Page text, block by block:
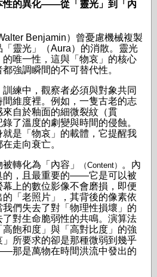
性的異化——從「靈光」到「內
Benjamin）曾憂慮機械複製
靈光」（Aura）的消散。靈光
唯一性，這與「物哀」的核心
強調瞬間的不可替代性。
練中，觀察者必須與對象共同
間維度裡。例如，一隻古老的志
來自於釉面的細微裂紋（貫
了溫度的劇變與時間的侵蝕。
是「物哀」的載體，它提醒我
走向衰亡。
轉化為「內容」
（Content）
。內
的，且最重要的——它是可以被
幕上的數位影像不會磨損，即便
「老照片」，其背後的像素依
們失去了對「物理性損壞」的
對生命脆弱性的共鳴。演算法
飽和度」與「高對比度」的強
所要求的卻是那種微弱到幾乎
那是萬物在時間洪流中發出的